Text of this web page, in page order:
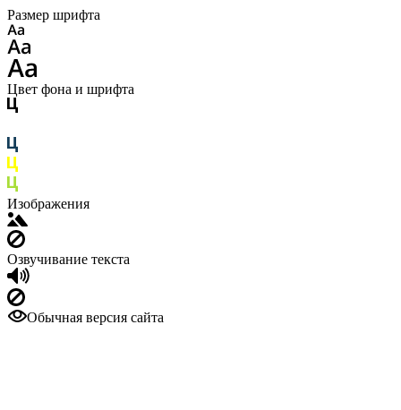
Размер шрифта
Цвет фона и шрифта
Изображения
Озвучивание текста
Обычная версия сайта